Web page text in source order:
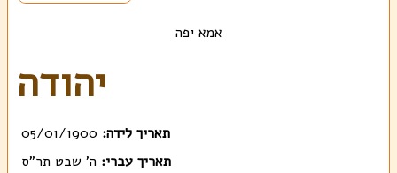
אמא יפה
יהודה
תאריך לידה: 05/01/1900
תאריך עברי: ה' שבט תר"ס